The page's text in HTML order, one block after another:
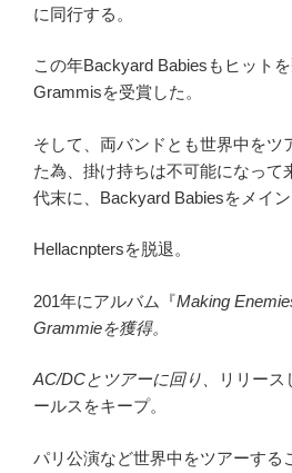
に同行する。
この年Backyard Babiesもヒットを
Grammisを受賞した。
そして、両バンドとも世界中をツ
た為、掛け持ちは不可能になって
代末に、Backyard Babiesをメイン
Hellacnptersを脱退。
201年にアルバム『Making
Grammieを獲得。
AC/DCとツアーに回り、
リリース
ールスをキープ。
パリ公演など世界中をツアーする